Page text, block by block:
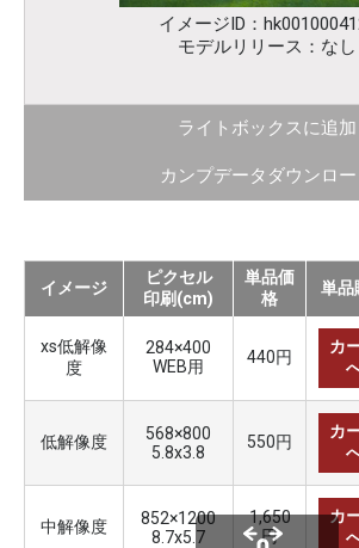
イメージID：
モデルリリース：なし
ライトボックスに追加
カンプデータダウンロー
イメージ
ピクセル
印刷(cm)
単品価
格
単品
xs低解像
度
284×400
WEB用
440円
カ
低解像度
568×800
5.8x3.8
550円
カ
中解像度
852×1200
8.7x5.7
1,650
円
カ